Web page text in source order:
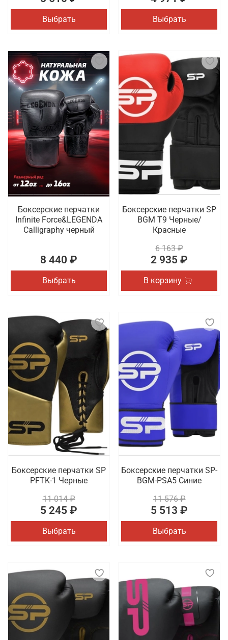
Выбрать Выбрать
Боксерские перчатки
Infinite Force&LEGENDA
Calligraphy черный
8 440 ₽
Выбрать
Боксерские перчатки SP
BGM T9 Черные/
Красные
6 163 ₽
2 935 ₽
В корзину
Боксерские перчатки SP
PFTK-1 Черные
11 014 ₽
5 245 ₽
Выбрать
Боксерские перчатки SP-
BGM-PSA5 Синие
11 576 ₽
5 513 ₽
Выбрать